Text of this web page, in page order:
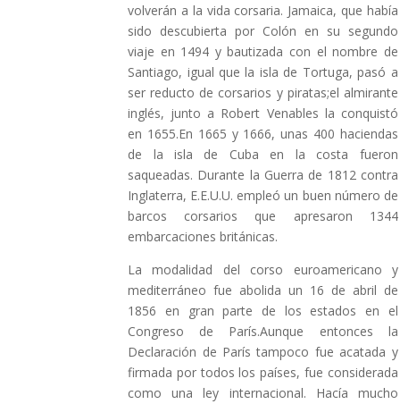
volverán a la vida corsaria. Jamaica, que había
sido descubierta por Colón en su segundo
viaje en 1494 y bautizada con el nombre de
Santiago, igual que la isla de Tortuga, pasó a
ser reducto de corsarios y piratas;el almirante
inglés, junto a Robert Venables la conquistó
en 1655.En 1665 y 1666, unas 400 haciendas
de la isla de Cuba en la costa fueron
saqueadas. Durante la Guerra de 1812 contra
Inglaterra, E.E.U.U. empleó un buen número de
barcos corsarios que apresaron 1344
embarcaciones británicas.
La modalidad del corso euroamericano y
mediterráneo fue abolida un 16 de abril de
1856 en gran parte de los estados en el
Congreso de París.Aunque entonces la
Declaración de París tampoco fue acatada y
firmada por todos los países, fue considerada
como una ley internacional. Hacía mucho